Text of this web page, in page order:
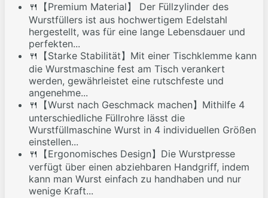
🍴【Premium Material】 Der Füllzylinder des
Wurstfüllers ist aus hochwertigem Edelstahl
hergestellt, was für eine lange Lebensdauer und
perfekten...
🍴【Starke Stabilität】Mit einer Tischklemme kann
die Wurstmaschine fest am Tisch verankert
werden, gewährleistet eine rutschfeste und
angenehme...
🍴【Wurst nach Geschmack machen】Mithilfe 4
unterschiedliche Füllrohre lässt die
Wurstfüllmaschine Wurst in 4 individuellen Größen
einstellen...
🍴【Ergonomisches Design】Die Wurstpresse
verfügt über einen abziehbaren Handgriff, indem
kann man Wurst einfach zu handhaben und nur
wenige Kraft...